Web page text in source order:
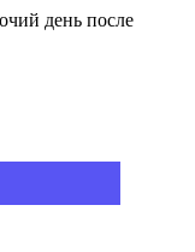
день после